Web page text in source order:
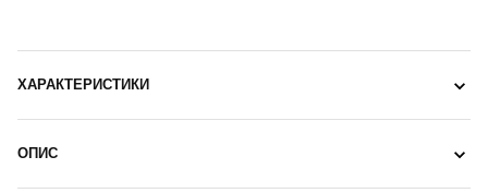
ХАРАКТЕРИСТИКИ
ОПИС